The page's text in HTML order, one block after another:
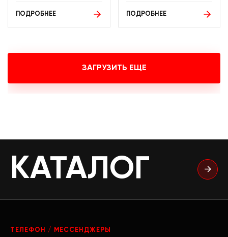
ПОДРОБНЕЕ ПОДРОБНЕЕ
ЗАГРУЗИТЬ ЕЩЕ
КАТАЛОГ
ТЕЛЕФОН / МЕССЕНДЖЕРЫ